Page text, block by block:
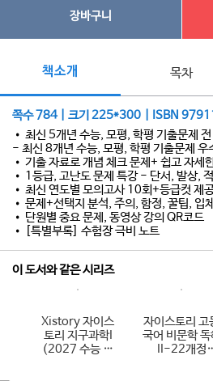
장바구니
책소개 목차
쪽수 784 | 크기 225*300 | ISBN
• 최신 5개년 수능, 모평, 학평 기출문제
- 최신 8개년 수능, 모평, 학평 기출문제 우
• 기출 자료로 개념 체크 문제+ 쉽고 자세
• 1등급, 고난도 문제 특강 - 단서, 발상,
• 최신 연도별 모의고사 10회+등급컷 제
• 문제+선택지 분석, 주의, 함정, 꿀팁, 입
• 단원별 중요 문제, 동영상 강의 QR코드
• [특별부록] 수험장 극비 노트
이 도서와 같은 시리즈
Xistory 자이스
토리 지구과학I
(2027 수능 대
자이스토리 고
국어 비문학 독
II-22개정